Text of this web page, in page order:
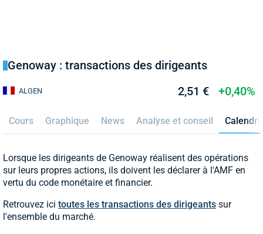
Genoway : transactions des dirigeants
ALGEN 2,51 € +0,40%
Cours Graphique News Analyse et conseil
Lorsque les dirigeants de Genoway réalisent des opérations
sur leurs propres actions, ils doivent les déclarer à l'AMF en
vertu du code monétaire et financier.
Retrouvez ici toutes les transactions des dirigeants sur
l'ensemble du marché.